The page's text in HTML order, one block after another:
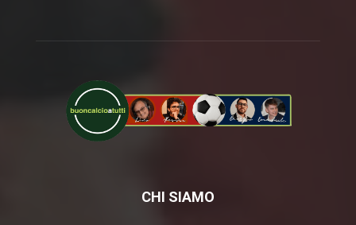
CHI SIAMO